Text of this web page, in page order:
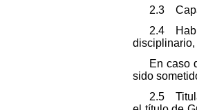
2.3
2.4
En caso
sido
2.5